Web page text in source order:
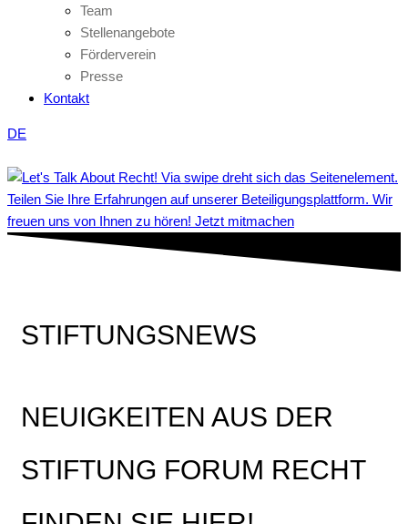
Team
Stellenangebote
Förderverein
Presse
Kontakt
DE
Teilen Sie Ihre Erfahrungen auf unserer Beteiligungsplattform. Wir
freuen uns von Ihnen zu hören! Jetzt mitmachen
STIFTUNGSNEWS
NEUIGKEITEN AUS DER
STIFTUNG FORUM RECHT